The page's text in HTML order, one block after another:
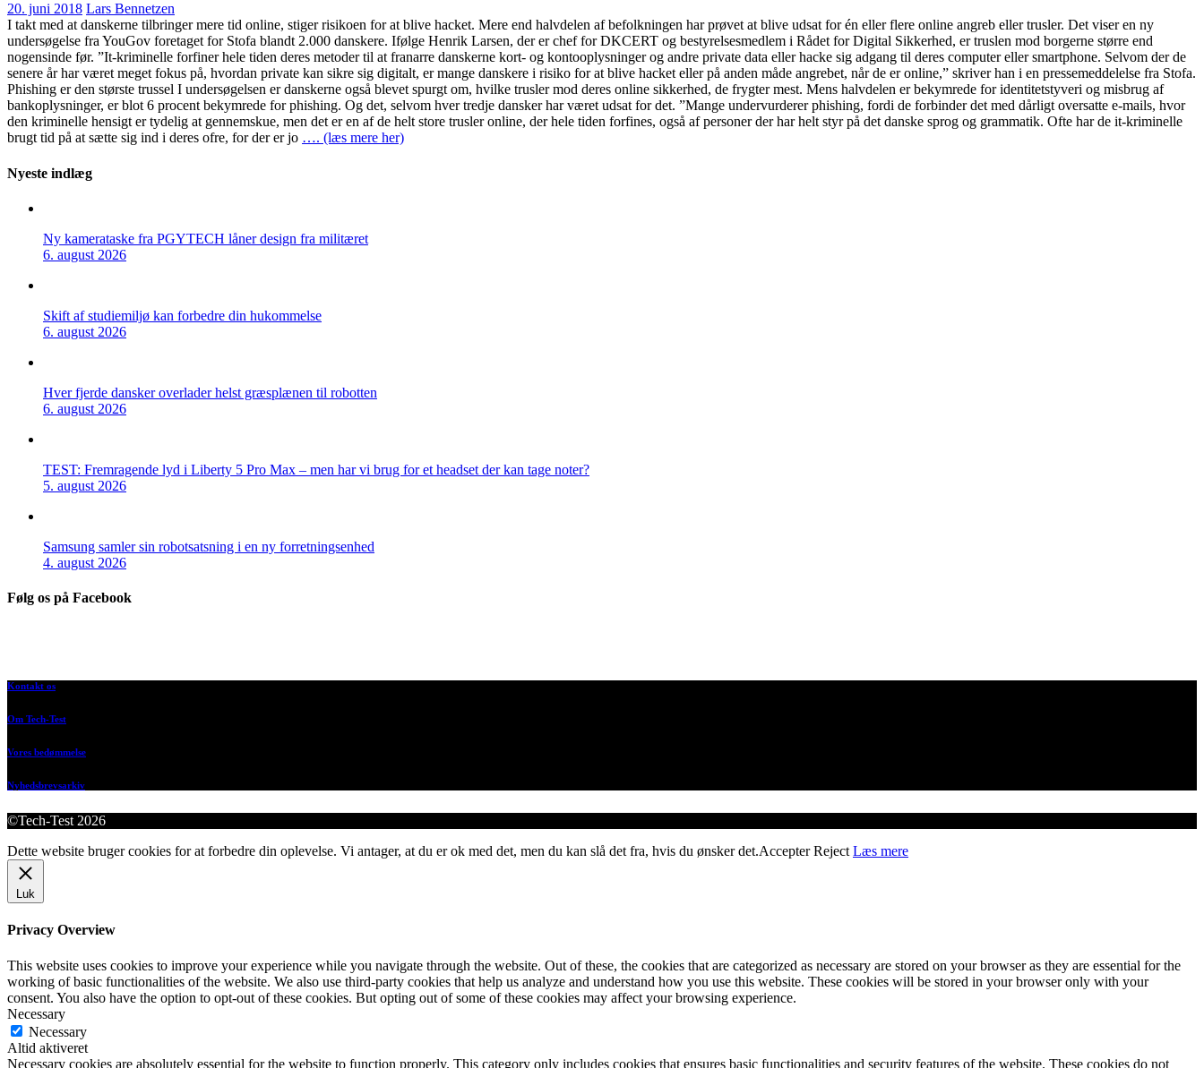
20. juni 2018 Lars Bennetzen
I takt med at danskerne tilbringer mere tid online, stiger risikoen for at blive hacket. Mere end halvdelen af befolkningen har prøvet at blive udsat for én eller flere online angreb eller trusler. Det viser en ny
undersøgelse fra YouGov foretaget for Stofa blandt 2.000 danskere. Ifølge Henrik Larsen, der er chef for DKCERT og bestyrelsesmedlem i Rådet for Digital Sikkerhed, er truslen mod borgerne større end
nogensinde før. ”It-kriminelle forfiner hele tiden deres metoder til at franarre danskerne kort- og kontooplysninger og andre private data eller hacke sig adgang til deres computer eller smartphone. Selvom der de
senere år har været meget fokus på, hvordan private kan sikre sig digitalt, er mange danskere i risiko for at blive hacket eller på anden måde angrebet, når de er online,” skriver han i en pressemeddelelse fra Stofa.
Phishing er den største trussel I undersøgelsen er danskerne også blevet spurgt om, hvilke trusler mod deres online sikkerhed, de frygter mest. Mens halvdelen er bekymrede for identitetstyveri og misbrug af
bankoplysninger, er blot 6 procent bekymrede for phishing. Og det, selvom hver tredje dansker har været udsat for det. ”Mange undervurderer phishing, fordi de forbinder det med dårligt oversatte e-mails, hvor
den kriminelle hensigt er tydelig at gennemskue, men det er en af de helt store trusler online, der hele tiden forfines, også af personer der har helt styr på det danske sprog og grammatik. Ofte har de it-kriminelle
brugt tid på at sætte sig ind i deres ofre, for der er jo …. (læs mere her)
Nyeste indlæg
Ny kamerataske fra PGYTECH låner design fra militæret
6. august 2026
Skift af studiemiljø kan forbedre din hukommelse
6. august 2026
Hver fjerde dansker overlader helst græsplænen til robotten
6. august 2026
TEST: Fremragende lyd i Liberty 5 Pro Max – men har vi brug for et headset der kan tage noter?
5. august 2026
Samsung samler sin robotsatsning i en ny forretningsenhed
4. august 2026
Følg os på Facebook
Kontakt os
Om Tech-Test
Vores bedømmelse
Nyhedsbrevsarkiv
©Tech-Test 2026
Dette website bruger cookies for at forbedre din oplevelse. Vi antager, at du er ok med det, men du kan slå det fra, hvis du ønsker det.Accepter Reject Læs mere
Luk
Privacy Overview
This website uses cookies to improve your experience while you navigate through the website. Out of these, the cookies that are categorized as necessary are stored on your browser as they are essential for the
working of basic functionalities of the website. We also use third-party cookies that help us analyze and understand how you use this website. These cookies will be stored in your browser only with your
consent. You also have the option to opt-out of these cookies. But opting out of some of these cookies may affect your browsing experience.
Necessary
Necessary
Altid aktiveret
Necessary cookies are absolutely essential for the website to function properly. This category only includes cookies that ensures basic functionalities and security features of the website. These cookies do not